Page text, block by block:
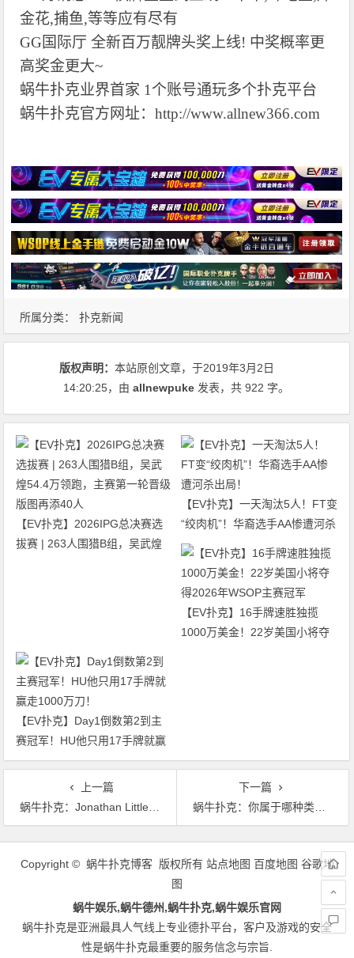
金花,捕鱼,等等应有尽有
GG国际厅 全新百万靓牌头奖上线! 中奖概率更
高奖金更大~
蜗牛扑克业界首家 1个账号通玩多个扑克平台
蜗牛扑克官方网址：http://www.allnew366.com
所属分类： 扑克新闻
版权声明：本站原创文章，于2019年3月2日
14:20:25，由allnewpuke 发表，共 922 字。
【EV扑克】2026IPG总决赛选
拔赛 | 263人围猎B组，吴武煌
【EV扑克】一天淘汰5人！FT变
“绞肉机”！华裔选手AA惨遭河杀
出局！
【EV扑克】16手牌速胜独揽
1000万美金！22岁美国小将夺
【EV扑克】Day1倒数第2到主
赛冠军！HU他只用17手牌就赢
走1000万刀！
上一篇
蜗牛扑克：​Jonathan Little谈扑克：切忌使用压牌器！
下一篇
蜗牛扑克：你属于哪种类型的牌手？
文
Copyright © 蜗牛扑克博客 版权所有 站点地图 百度地图 谷歌地
图
蜗牛娱乐,蜗牛德州,蜗牛扑克,蜗牛娱乐官网
蜗牛扑克是亚洲最具人气线上专业德扑平台，客户及游戏的安全
性是蜗牛扑克最重要的服务信念与宗旨.